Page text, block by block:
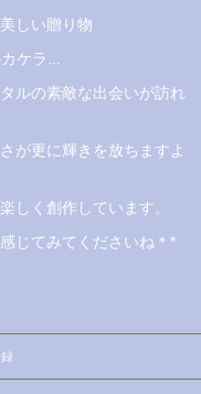
しい贈り物
ケラ...
ルの素敵な出会いが訪れ
が更に輝きを放ちますよ
しく創作しています。
じてみてくださいね＊*